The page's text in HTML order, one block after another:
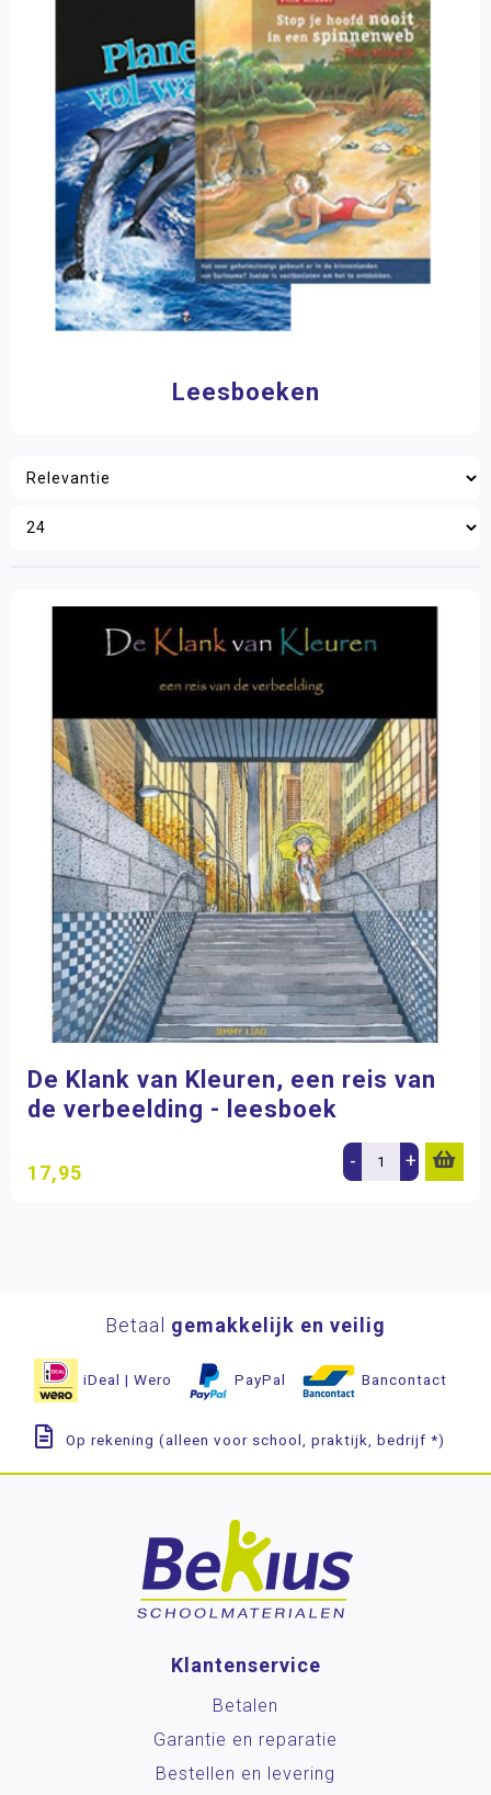
Op Ontdekkingsreis
Kleutermateriaal
Plustaak
Programmeren
Ruimtelijk inzicht
Spellen
Talentenlijn
Mens & Maatschappij
Kunstzinnige oriëntatie
Materiaalkeuze
Leesboeken(1)
Merk
Eduforce(1)
Filter op prijs
Leesboeken
De Klank van Kleuren, een reis van
de verbeelding - leesboek
17,95 - +
Betaal gemakkelijk en veilig
iDeal | Wero PayPal Bancontact
Op rekening (alleen voor school, praktijk, bedrijf *)
Klantenservice
Betalen
Garantie en reparatie
Bestellen en levering